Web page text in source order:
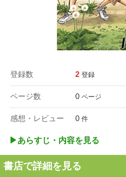
登録数 2 登録
ページ数 0 ページ
感想・レビュー 0 件
▶︎あらすじ・内容を見る
書店で詳細を見る